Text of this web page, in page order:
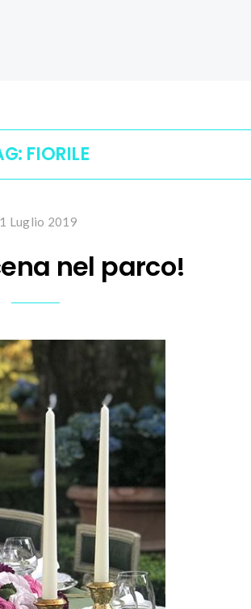
FIORILE
1 Luglio 2019
nel parco!